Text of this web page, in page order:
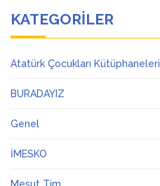
KATEGORILER
Atatürk Çocukları Kütüphaneleri
BURADAYIZ
Genel
İMESKO